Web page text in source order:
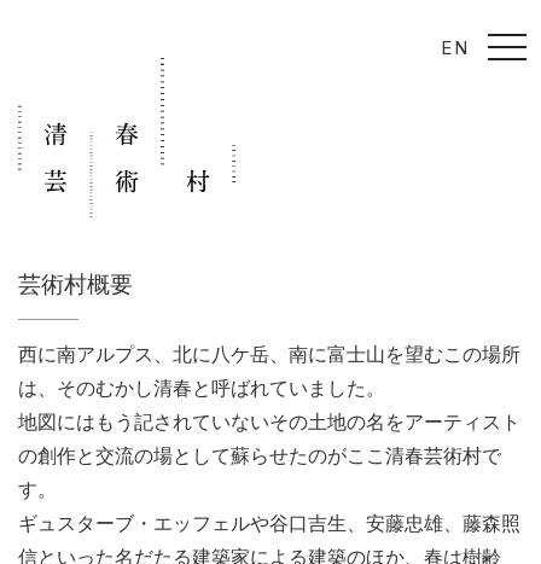
EN
t
o
芸術村概要
西に南アルプス、北に八ケ岳、南に富士山を望むこの場所
は、そのむかし清春と呼ばれていました。
地図にはもう記されていないその土地の名をアーティスト
の創作と交流の場として蘇らせたのがここ清春芸術村で
す。
ギュスターブ・エッフェルや谷口吉生、安藤忠雄、藤森照
信といった名だたる建築家による建築のほか、春は樹齢